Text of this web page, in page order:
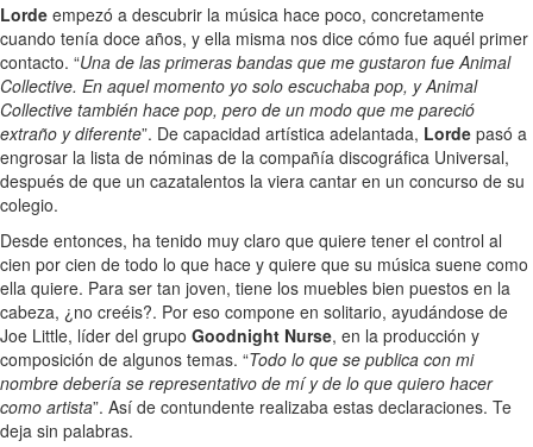
Lorde empezó a descubrir la música hace poco, concretamente
cuando tenía doce años, y ella misma nos dice cómo fue aquél primer
contacto. “Una de las primeras bandas que me gustaron fue Animal
Collective. En aquel momento yo solo escuchaba pop, y Animal
Collective también hace pop, pero de un modo que me pareció
extraño y diferente”. De capacidad artística adelantada, Lorde pasó a
engrosar la lista de nóminas de la compañía discográfica Universal,
después de que un cazatalentos la viera cantar en un concurso de su
colegio.
Desde entonces, ha tenido muy claro que quiere tener el control al
cien por cien de todo lo que hace y quiere que su música suene como
ella quiere. Para ser tan joven, tiene los muebles bien puestos en la
cabeza, ¿no creéis?. Por eso compone en solitario, ayudándose de
Joe Little, líder del grupo Goodnight Nurse, en la producción y
composición de algunos temas. “Todo lo que se publica con mi
nombre debería se representativo de mí y de lo que quiero hacer
como artista”. Así de contundente realizaba estas declaraciones. Te
deja sin palabras.